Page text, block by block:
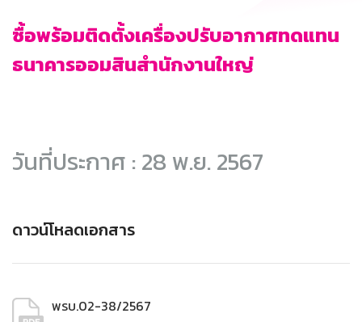
ซื้อพร้อมติดตั้งเครื่องปรับอากาศทดแทน
ธนาคารออมสินสำนักงานใหญ่
วันที่ประกาศ : 28 พ.ย. 2567
ดาวน์โหลดเอกสาร
พรบ.02-38/2567